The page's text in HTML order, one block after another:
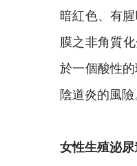
暗紅色、有
膜之非角質
於一個酸性
陰道炎的風險
女性生殖泌